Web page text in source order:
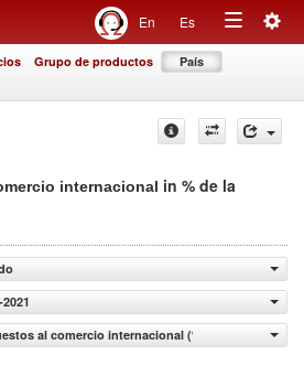
En Es
Toggle
Grupo de productos País
internacional in % de la
al comercio internacional (% de la recaudaci